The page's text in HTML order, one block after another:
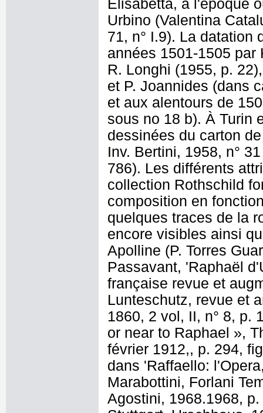
Elisabetta, à l'époque
Urbino (Valentina
71, n° I.9). La datation
années 1501-1505 par
R. Longhi (1955, p.
et P. Joannides (dans
et aux alentours de
sous no 18 b). À Turin
dessinées du carton
Inv. Bertini, 1958, n°
786). Les différents
collection Rothschild
composition en
quelques traces de la
encore visibles ainsi
Apolline (P. Torres
Passavant, 'Raphaël
française revue et
Lunteschutz, revue et
1860, 2 vol, II, n° 8, p.
or near to Raphael »,
février 1912,, p. 294,
dans 'Raffaello:
Marabottini, Forlani
Agostini, 1968.1968,